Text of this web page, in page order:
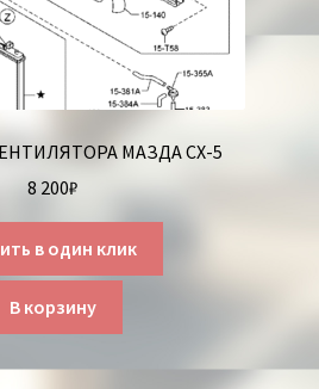
МАЗДА CX-5
8 200₽
в один клик
В корзину